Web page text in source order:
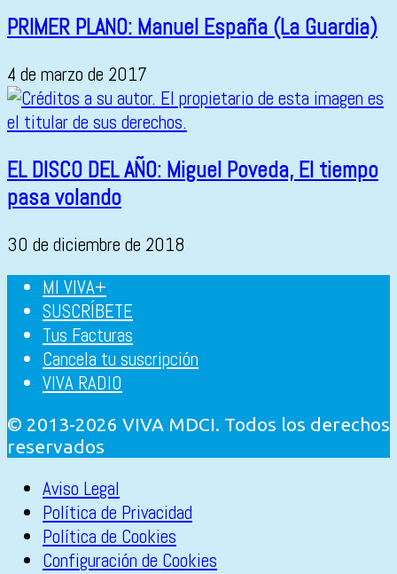
PRIMER PLANO: Manuel España (La Guardia)
4 de marzo de 2017
EL DISCO DEL AÑO: Miguel Poveda, El tiempo
pasa volando
30 de diciembre de 2018
MI VIVA+
SUSCRÍBETE
Tus Facturas
Cancela tu suscripción
VIVA RADIO
© 2013-2026 VIVA MDCI. Todos los derechos
reservados
Aviso Legal
Política de Privacidad
Política de Cookies
Configuración de Cookies